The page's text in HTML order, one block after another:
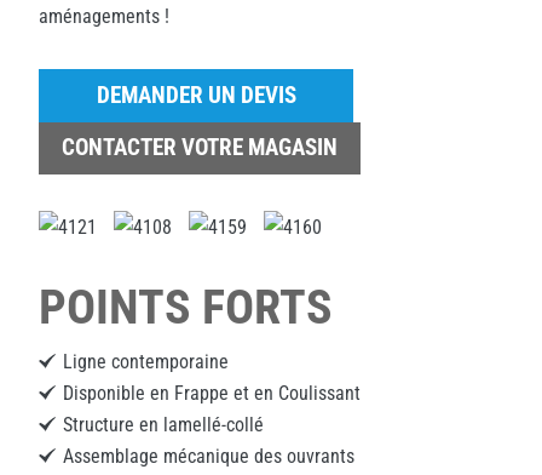
aménagements !
DEMANDER UN DEVIS
CONTACTER VOTRE MAGASIN
POINTS FORTS
Ligne contemporaine
Disponible en Frappe et en Coulissant
Structure en lamellé-collé
Assemblage mécanique des ouvrants